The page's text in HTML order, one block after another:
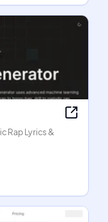
Rap Lyrics &